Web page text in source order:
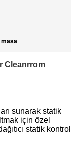
Cleanrrom
sunarak statik
için özel
statik kontrol